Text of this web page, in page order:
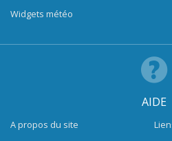
Widgets météo
AIDE
A propos du site